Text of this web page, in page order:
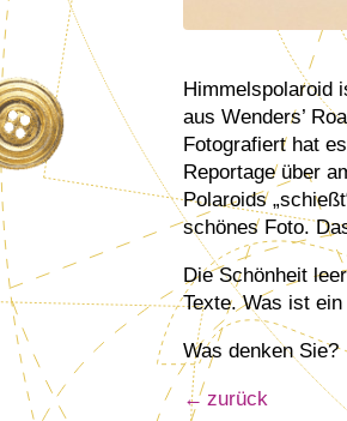
Himmelspolaroid
aus Wenders’
Fotografiert hat
Reportage über
Polaroids
schönes Foto.
Die Schönheit
Texte. Was ist
Was denken Sie?
zurück